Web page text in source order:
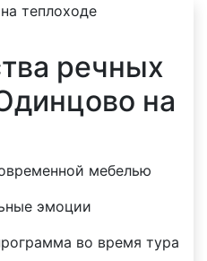
речных
на
мебелью
эмоции
во время тура